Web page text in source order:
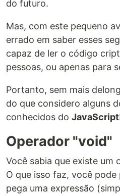
do futuro.
Mas, com este pequeno
errado em saber esses
capaz de ler o código
pessoas, ou apenas para
Portanto, sem mais
do que considero alguns
conhecidos do JavaScript
Operador "void"
Você sabia que existe um
O que isso faz, você pode
pega uma expressão